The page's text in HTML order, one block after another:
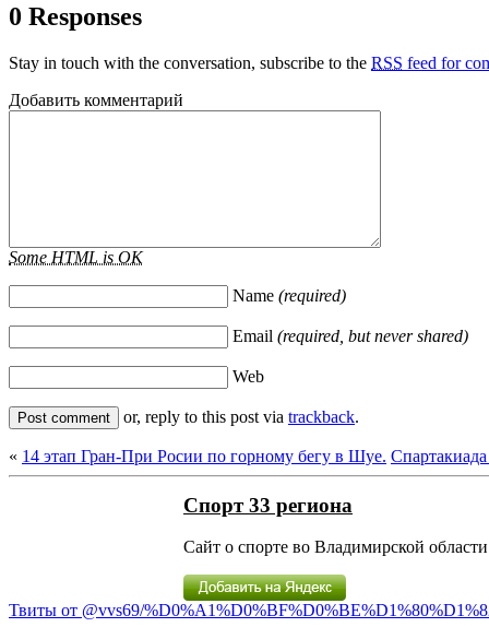
0 Responses
Stay in touch with the conversation, subscribe to the RSS feed for
Добавить комментарий
Some HTML is OK
Name (required)
Email (required, but never shared)
Web
or, reply to this post via trackback.
« 14 этап Гран-При Росии по горному бегу в Шуе.
Спорт 33 региона
Сайт о спорте во Владимирской
Твиты от @vvs69/